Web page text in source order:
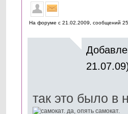
На форуме с 21.02.2009, cообщений 25
так это было в